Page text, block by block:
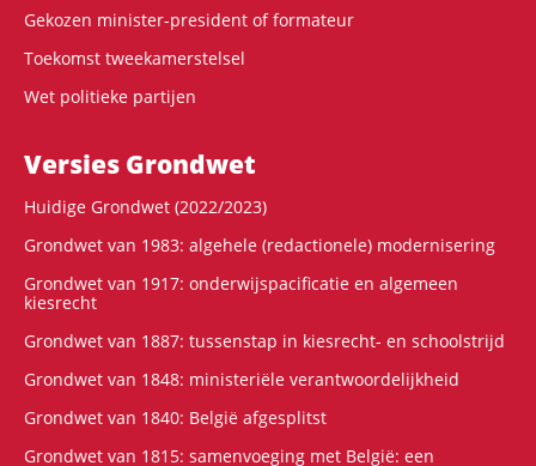
Gekozen minister-president of formateur
Toekomst tweekamerstelsel
Wet politieke partijen
Versies Grondwet
Huidige Grondwet (2022/2023)
Grondwet van 1983: algehele (redactionele) modernisering
Grondwet van 1917: onderwijspacificatie en algemeen
kiesrecht
Grondwet van 1887: tussenstap in kiesrecht- en schoolstrijd
Grondwet van 1848: ministeriële verantwoordelijkheid
Grondwet van 1840: België afgesplitst
Grondwet van 1815: samenvoeging met België: een